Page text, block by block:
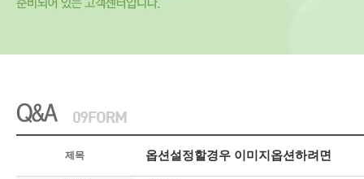
제목 옵션설정할경우 이미지옵션하려면